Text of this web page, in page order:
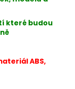
které budou
ABS,